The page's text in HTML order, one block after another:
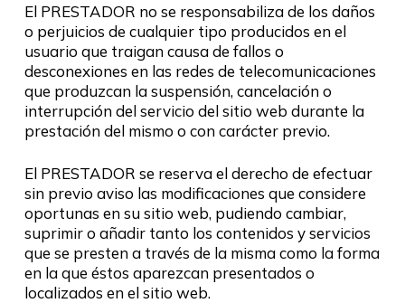
El PRESTADOR no se responsabiliza de los daños
o perjuicios de cualquier tipo producidos en el
usuario que traigan causa de fallos o
desconexiones en las redes de telecomunicaciones
que produzcan la suspensión, cancelación o
interrupción del servicio del sitio web durante la
prestación del mismo o con carácter previo.
El PRESTADOR se reserva el derecho de efectuar
sin previo aviso las modificaciones que considere
oportunas en su sitio web, pudiendo cambiar,
suprimir o añadir tanto los contenidos y servicios
que se presten a través de la misma como la forma
en la que éstos aparezcan presentados o
localizados en el sitio web.